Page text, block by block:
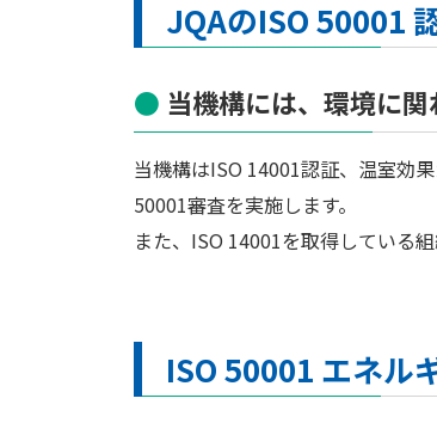
JQAのISO 50001
当機構には、環境に
当機構はISO 14001認証、温室効
50001審査を実施します。
また、ISO 14001を取得している
ISO 50001 エネル